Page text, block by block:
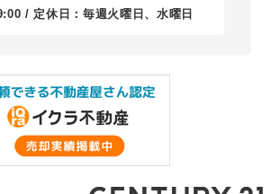
/ 定休日：毎週火曜日、水曜日